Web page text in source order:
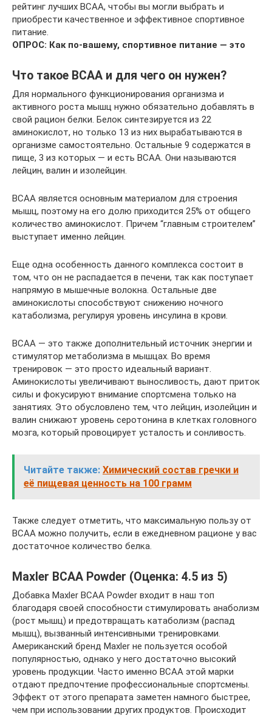
рейтинг лучших ВСАА, чтобы вы могли выбрать и
приобрести качественное и эффективное спортивное
питание.
ОПРОС: Как по-вашему, спортивное питание — это
Что такое ВСАА и для чего он нужен?
Для нормального функционирования организма и
активного роста мышц нужно обязательно добавлять в
свой рацион белки. Белок синтезируется из 22
аминокислот, но только 13 из них вырабатываются в
организме самостоятельно. Остальные 9 содержатся в
пище, 3 из которых — и есть ВСАА. Они называются
лейцин, валин и изолейцин.
ВСАА является основным материалом для строения
мышц, поэтому на его долю приходится 25% от общего
количество аминокислот. Причем “главным строителем”
выступает именно лейцин.
Еще одна особенность данного комплекса состоит в
том, что он не распадается в печени, так как поступает
напрямую в мышечные волокна. Остальные две
аминокислоты способствуют снижению ночного
катаболизма, регулируя уровень инсулина в крови.
ВСАА — это также дополнительный источник энергии и
стимулятор метаболизма в мышцах. Во время
тренировок — это просто идеальный вариант.
Аминокислоты увеличивают выносливость, дают приток
силы и фокусируют внимание спортсмена только на
занятиях. Это обусловлено тем, что лейцин, изолейцин и
валин снижают уровень серотонина в клетках головного
мозга, который провоцирует усталость и сонливость.
Читайте также: Химический состав гречки и
её пищевая ценность на 100 грамм
Также следует отметить, что максимальную пользу от
ВСАА можно получить, если в ежедневном рационе у вас
достаточное количество белка.
Maxler BCAA Powder (Оценка: 4.5 из 5)
Добавка Maxler BCAA Powder входит в наш топ
благодаря своей способности стимулировать анаболизм
(рост мышц) и предотвращать катаболизм (распад
мышц), вызванный интенсивными тренировками.
Американский бренд Maxler не пользуется особой
популярностью, однако у него достаточно высокий
уровень продукции. Часто именно ВСАА этой марки
отдают предпочтение профессиональные спортсмены.
Эффект от этого препарата заметен намного быстрее,
чем при использовании других продуктов. Происходит